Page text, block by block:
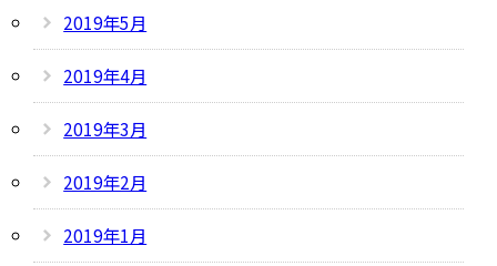
2019年5月
2019年4月
2019年3月
2019年2月
2019年1月